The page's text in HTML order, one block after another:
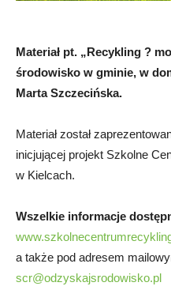
Materiał pt. „Recykling ?
środowisko w gminie, w
Marta Szczecińska.
Materiał został
inicjującej projekt Szkolne
w Kielcach.
Wszelkie informacje
a także pod adresem
scr@odzyskajsrodowisko.pl